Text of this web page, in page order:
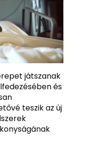
játszanak
és
teszik az új